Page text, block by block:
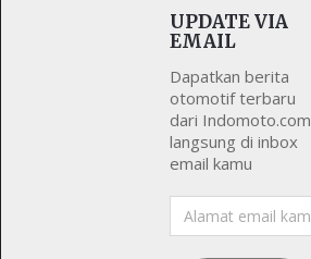
UPDATE VIA
EMAIL
Dapatkan berita
otomotif terbaru
dari Indomoto.com
langsung di inbox
email kamu
Alamat
email